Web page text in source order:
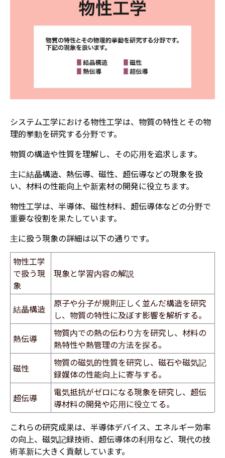
システム工学における物性工学は、物質の特性とその物
理的挙動を研究する分野です。
物質の構造や性質を理解し、その応用を追求します。
主に結晶構造、熱伝導、磁性、超伝導などの現象を扱
い、材料の性能向上や新素材の開発に役立ちます。
物性工学は、半導体、磁性材料、超伝導体などの分野で
重要な役割を果たしています。
主に扱う現象の詳細は以下の通りです。
物性工学
で扱う現
象
現象と学習内容の解説
結晶構造
原子や分子が規則正しく並んだ構造を研究
し、物質の特性に及ぼす影響を解析する。
熱伝導
​物質内での熱の伝わり方を研究し、材料の
熱特性や熱管理の方法を探る。
磁性
​物質の磁気的性質を研究し、磁石や磁気記
録媒体の性能向上に寄与する。
超伝導
電気抵抗がゼロになる現象を研究し、超伝
導材料の開発や応用に役立てる。
これらの研究成果は、半導体デバイス、エネルギー効率
の向上、磁気記録技術、超伝導体の利用など、現代の技
術革新に大きく貢献しています。